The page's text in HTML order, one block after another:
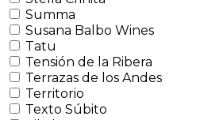
Summa
Susana Balbo Wines
Tatu
Tensión de la Ribera
Terrazas de los Andes
Territorio
Texto Súbito